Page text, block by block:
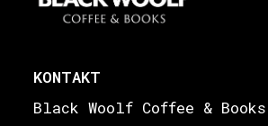
KONTAKT
Black Woolf Coffee & Books